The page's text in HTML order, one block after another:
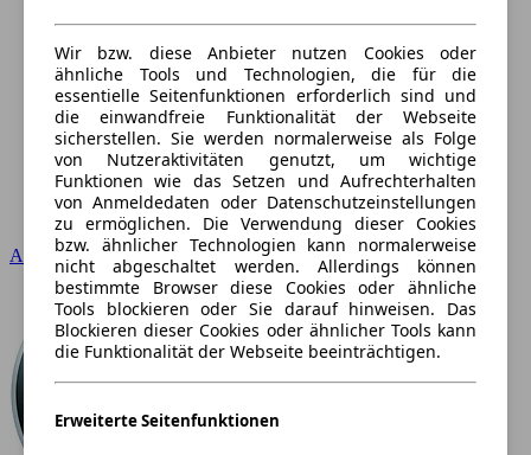
Audi
Wir bzw. diese Anbieter nutzen Cookies oder
ähnliche Tools und Technologien, die für die
essentielle Seitenfunktionen erforderlich sind und
die einwandfreie Funktionalität der Webseite
sicherstellen. Sie werden normalerweise als Folge
von Nutzeraktivitäten genutzt, um wichtige
Funktionen wie das Setzen und Aufrechterhalten
von Anmeldedaten oder Datenschutzeinstellungen
zu ermöglichen. Die Verwendung dieser Cookies
bzw. ähnlicher Technologien kann normalerweise
nicht abgeschaltet werden. Allerdings können
bestimmte Browser diese Cookies oder ähnliche
Tools blockieren oder Sie darauf hinweisen. Das
Blockieren dieser Cookies oder ähnlicher Tools kann
die Funktionalität der Webseite beeinträchtigen.
Erweiterte Seitenfunktionen